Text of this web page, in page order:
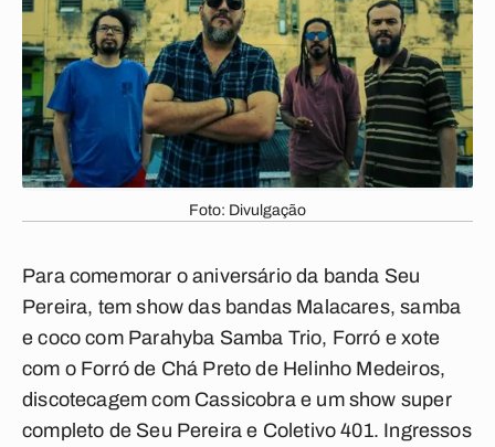
Foto: Divulgação
Para comemorar o aniversário da banda Seu
Pereira, tem show das bandas Malacares, samba
e coco com Parahyba Samba Trio, Forró e xote
com o Forró de Chá Preto de Helinho Medeiros,
discotecagem com Cassicobra e um show super
completo de Seu Pereira e Coletivo 401. Ingressos